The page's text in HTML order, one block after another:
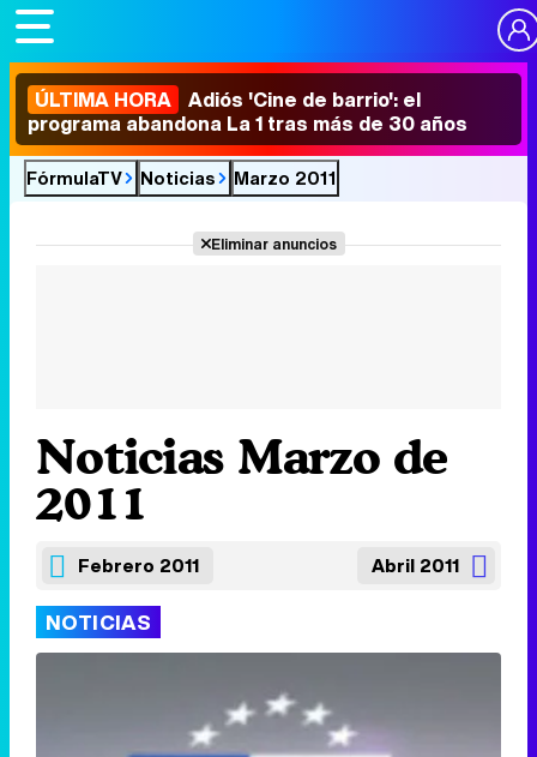
ÚLTIMA HORA Adiós 'Cine de barrio': el
programa abandona La 1 tras más de 30 años
FórmulaTV Noticias Marzo 2011
Eliminar anuncios
Noticias Marzo de
2011
Febrero 2011 Abril 2011
NOTICIAS